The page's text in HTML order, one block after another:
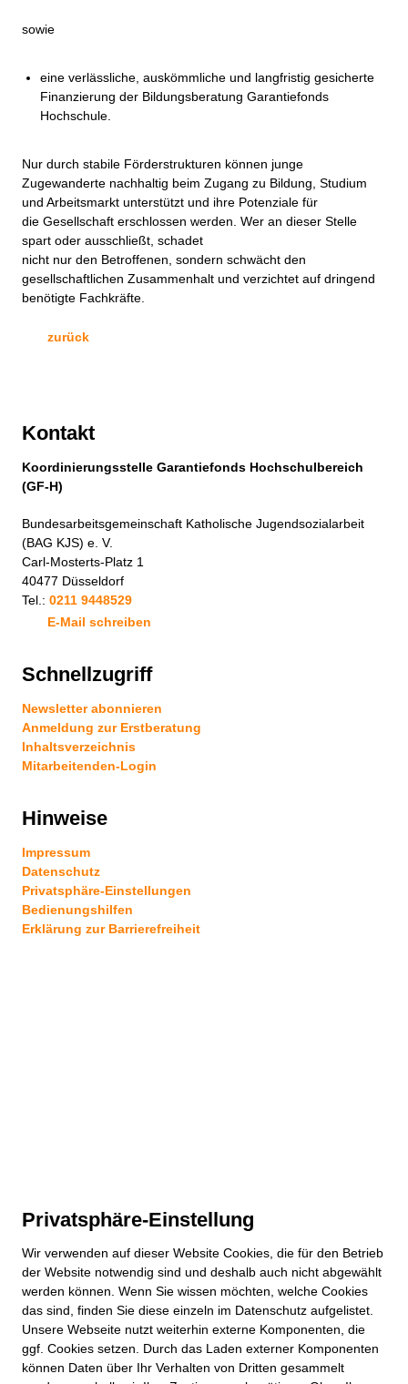
sowie
eine verlässliche, auskömmliche und langfristig gesicherte
Finanzierung der Bildungsberatung Garantiefonds
Hochschule.
Nur durch stabile Förderstrukturen können junge
Zugewanderte nachhaltig beim Zugang zu Bildung, Studium
und Arbeitsmarkt unterstützt und ihre Potenziale für
die Gesellschaft erschlossen werden. Wer an dieser Stelle
spart oder ausschließt, schadet
nicht nur den Betroffenen, sondern schwächt den
gesellschaftlichen Zusammenhalt und verzichtet auf dringend
benötigte Fachkräfte.
zurück
Kontakt
Koordinierungsstelle Garantiefonds Hochschulbereich
(GF-H)
Bundesarbeitsgemeinschaft Katholische Jugendsozialarbeit
(BAG KJS) e. V.
Carl-Mosterts-Platz 1
40477 Düsseldorf
Tel.: 0211 9448529
E-Mail schreiben
Schnellzugriff
Newsletter abonnieren
Anmeldung zur Erstberatung
Inhaltsverzeichnis
Mitarbeitenden-Login
Hinweise
Impressum
Datenschutz
Privatsphäre-Einstellungen
Bedienungshilfen
Erklärung zur Barrierefreiheit
Privatsphäre-Einstellung
Wir verwenden auf dieser Website Cookies, die für den Betrieb
der Website notwendig sind und deshalb auch nicht abgewählt
werden können. Wenn Sie wissen möchten, welche Cookies
das sind, finden Sie diese einzeln im Datenschutz aufgelistet.
Unsere Webseite nutzt weiterhin externe Komponenten, die
ggf. Cookies setzen. Durch das Laden externer Komponenten
können Daten über Ihr Verhalten von Dritten gesammelt